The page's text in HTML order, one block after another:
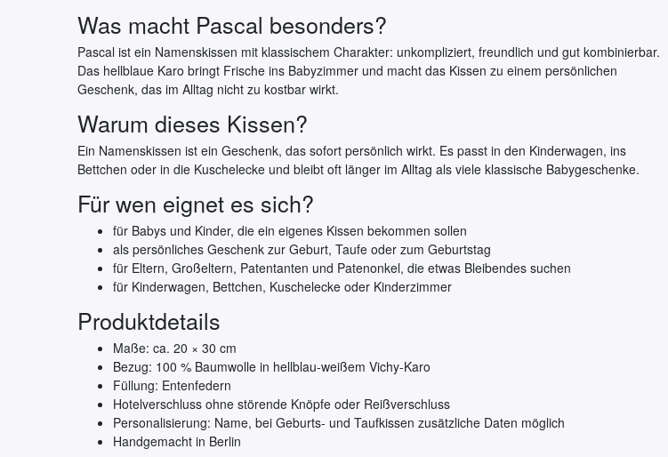
Was macht Pascal besonders?
Pascal ist ein Namenskissen mit klassischem Charakter: unkompliziert, freundlich und gut kombinierbar.
Das hellblaue Karo bringt Frische ins Babyzimmer und macht das Kissen zu einem persönlichen
Geschenk, das im Alltag nicht zu kostbar wirkt.
Warum dieses Kissen?
Ein Namenskissen ist ein Geschenk, das sofort persönlich wirkt. Es passt in den Kinderwagen, ins
Bettchen oder in die Kuschelecke und bleibt oft länger im Alltag als viele klassische Babygeschenke.
Für wen eignet es sich?
für Babys und Kinder, die ein eigenes Kissen bekommen sollen
als persönliches Geschenk zur Geburt, Taufe oder zum Geburtstag
für Eltern, Großeltern, Patentanten und Patenonkel, die etwas Bleibendes suchen
für Kinderwagen, Bettchen, Kuschelecke oder Kinderzimmer
Produktdetails
Maße: ca. 20 × 30 cm
Bezug: 100 % Baumwolle in hellblau-weißem Vichy-Karo
Füllung: Entenfedern
Hotelverschluss ohne störende Knöpfe oder Reißverschluss
Personalisierung: Name, bei Geburts- und Taufkissen zusätzliche Daten möglich
Handgemacht in Berlin